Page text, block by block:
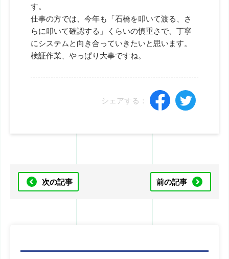
す。
仕事の方では、今年も「石橋を叩いて渡る、さ
らに叩いて確認する」くらいの慎重さで、丁寧
にシステムと向き合っていきたいと思います。
検証作業、やっぱり大事ですね。
シェアする：
次の記事 前の記事